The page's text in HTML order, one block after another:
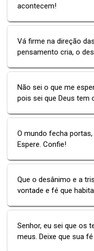
acontecem!
Vá firme na direção
pensamento cria, o
Não sei o que me
pois sei que Deus tem
O mundo fecha
Espere. Confie!
Que o desânimo e a
vontade e fé que
Senhor, eu sei que os
meus. Deixe que sua